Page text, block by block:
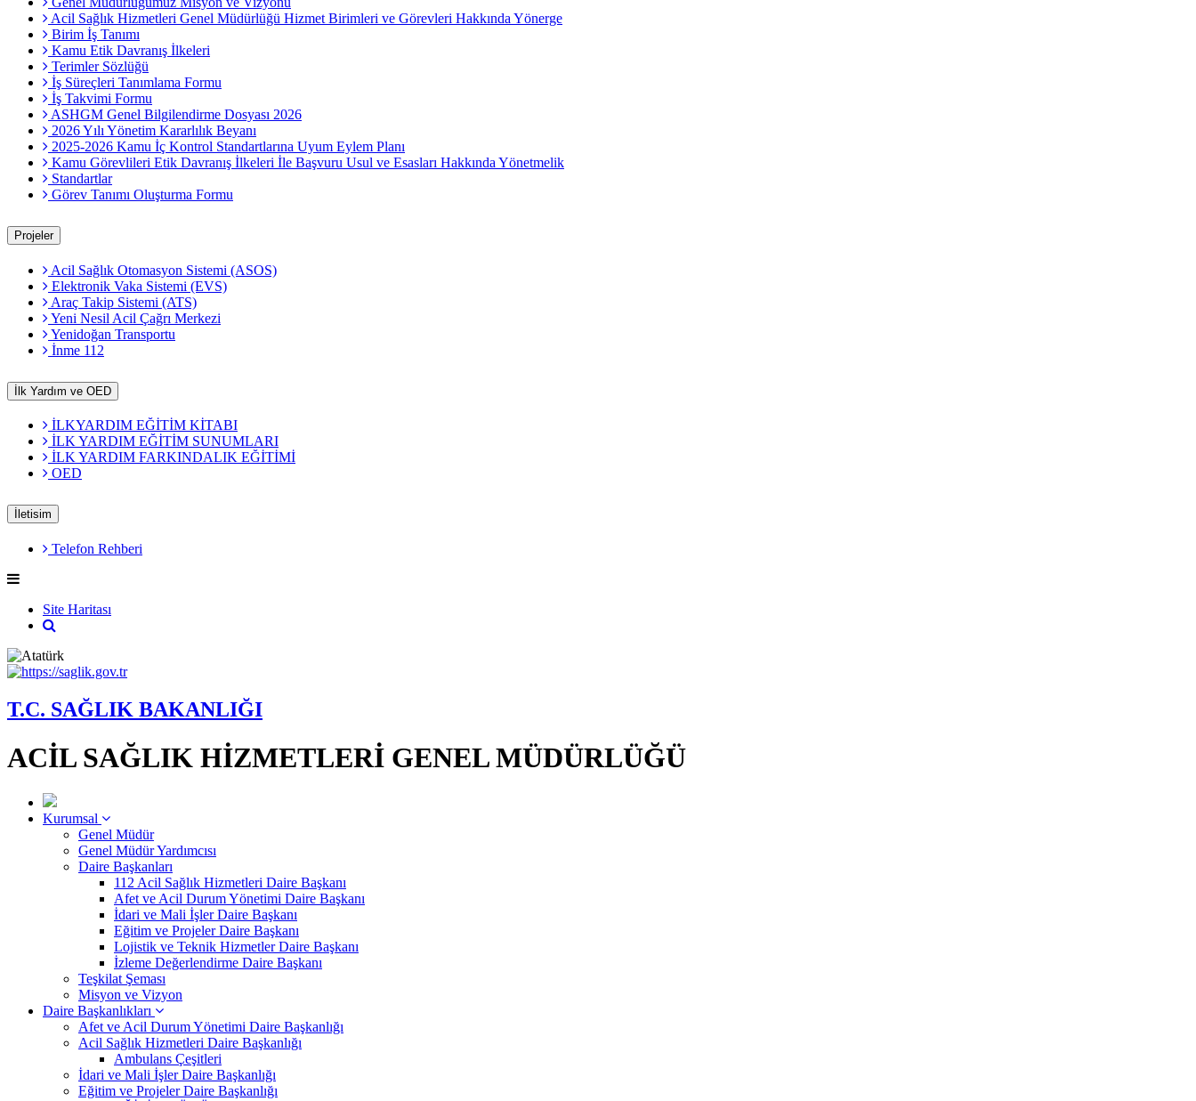
Acil Sağlık Hizmetleri Genel Müdürlüğü Hizmet Birimleri ve Görevleri Hakkında Yönerge
Birim İş Tanımı
Kamu Etik Davranış İlkeleri
Terimler Sözlüğü
İş Süreçleri Tanımlama Formu
İş Takvimi Formu
ASHGM Genel Bilgilendirme Dosyası 2026
2026 Yılı Yönetim Kararlılık Beyanı
2025-2026 Kamu İç Kontrol Standartlarına Uyum Eylem Planı
Kamu Görevlileri Etik Davranış İlkeleri İle Başvuru Usul ve Esasları Hakkında Yönetmelik
Standartlar
Görev Tanımı Oluşturma Formu
Projeler
Acil Sağlık Otomasyon Sistemi (ASOS)
Elektronik Vaka Sistemi (EVS)
Araç Takip Sistemi (ATS)
Yeni Nesil Acil Çağrı Merkezi
Yenidoğan Transportu
İnme 112
İlk Yardım ve OED
İLKYARDIM EĞİTİM KİTABI
İLK YARDIM EĞİTİM SUNUMLARI
İLK YARDIM FARKINDALIK EĞİTİMİ
OED
İletisim
Telefon Rehberi
Site Haritası
T.C. SAĞLIK BAKANLIĞI
ACİL SAĞLIK HİZMETLERİ GENEL MÜDÜRLÜĞÜ
Kurumsal
Genel Müdür
Genel Müdür Yardımcısı
Daire Başkanları
112 Acil Sağlık Hizmetleri Daire Başkanı
Afet ve Acil Durum Yönetimi Daire Başkanı
İdari ve Mali İşler Daire Başkanı
Eğitim ve Projeler Daire Başkanı
Lojistik ve Teknik Hizmetler Daire Başkanı
İzleme Değerlendirme Daire Başkanı
Teşkilat Şeması
Misyon ve Vizyon
Daire Başkanlıkları
Afet ve Acil Durum Yönetimi Daire Başkanlığı
Acil Sağlık Hizmetleri Daire Başkanlığı
Ambulans Çeşitleri
İdari ve Mali İşler Daire Başkanlığı
Eğitim ve Projeler Daire Başkanlığı